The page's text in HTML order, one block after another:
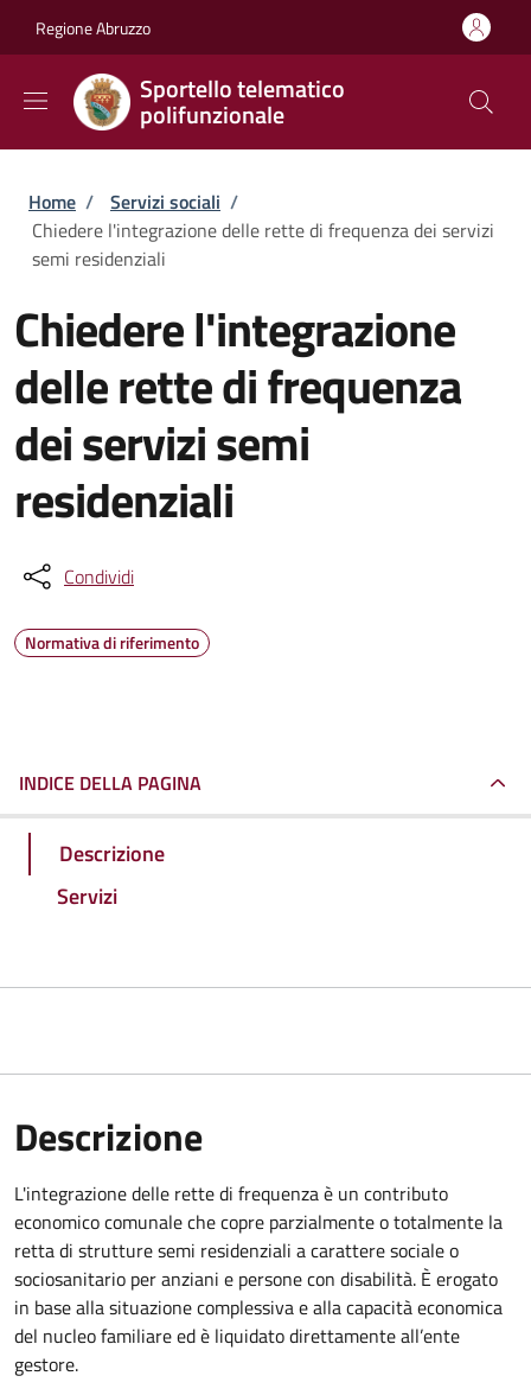
Regione Abruzzo
Sportello telematico
polifunzionale
Briciole di pane
Home / Servizi sociali /
Chiedere l'integrazione delle rette di frequenza dei servizi
semi residenziali
Chiedere l'integrazione
delle rette di frequenza
dei servizi semi
residenziali
Condividi
Normativa di riferimento
INDICE DELLA PAGINA
Descrizione
Servizi
Descrizione
L'integrazione delle rette di frequenza è un contributo
economico comunale che copre parzialmente o totalmente la
retta di strutture semi residenziali a carattere sociale o
sociosanitario per anziani e persone con disabilità. È erogato
in base alla situazione complessiva e alla capacità economica
del nucleo familiare ed è liquidato direttamente all’ente
gestore.